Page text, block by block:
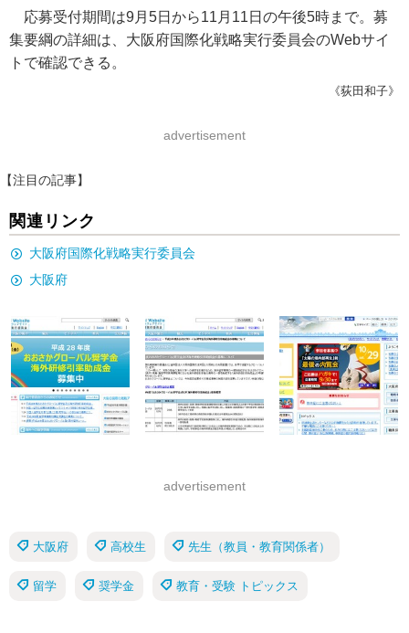
応募受付期間は9月5日から11月11日の午後5時まで。募
集要綱の詳細は、大阪府国際化戦略実行委員会のWebサイ
トで確認できる。
《荻田和子》
advertisement
【注目の記事】
関連リンク
大阪府国際化戦略実行委員会
大阪府
advertisement
大阪府 高校生 先生（教員・教育関係者）
留学 奨学金 教育・受験 トピックス